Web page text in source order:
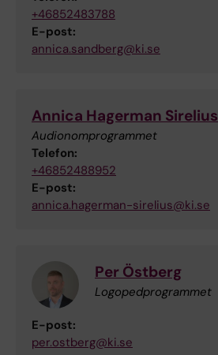
+46852483788
E-post:
annica.sandberg@ki.se
Annica Hagerman Sirelius
Audionomprogrammet
Telefon:
+46852488952
E-post:
annica.hagerman-sirelius@ki.se
Per Östberg
Logopedprogrammet
E-post:
per.ostberg@ki.se